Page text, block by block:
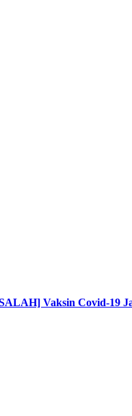
Vaksin Covid-19